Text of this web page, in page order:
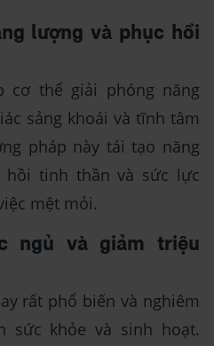
lượng và phục hồi
cơ thể giải phóng năng
sảng khoái và tĩnh tâm
pháp này tái tạo năng
hồi tinh thần và sức lực
mệt mỏi.
ngủ và giảm triệu
rất phổ biến và nghiêm
sức khỏe và sinh hoạt.